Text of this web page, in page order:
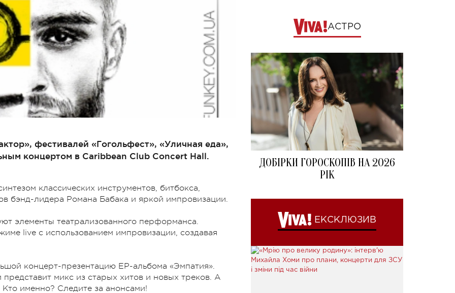
фестивалей «Гогольфест», «Уличная еда»,
концертом в Caribbean Club Concert Hall.
классических инструментов, битбокса,
бэнд-лидера Романа Бабака и яркой импровизации.
элементы театрализованного перформанса.
live с использованием импровизации, создавая
концерт-презентацию EP-альбома «Эмпатия».
микс из старых хитов и новых треков. А
именно? Следите за анонсами!
АСТРО
ДОБІРКИ ГОРОСКОПІВ НА 2026
РІК
ЕКСКЛЮЗИВ